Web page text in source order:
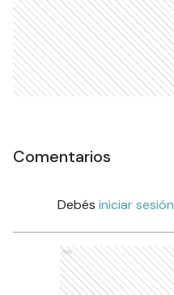
Comentarios
Debés iniciar sesión
Ads